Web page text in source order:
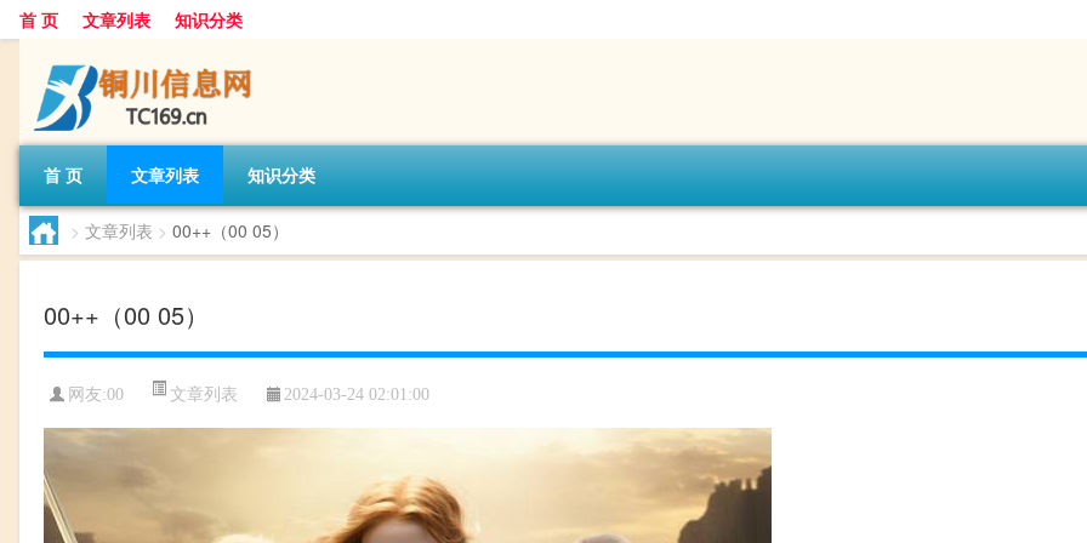
首 页 文章列表 知识分类
首 页 文章列表 知识分类
> 文章列表 > 00++（00 05）
00++（00 05）
网友:00 文章列表 2024-03-24 02:01:00